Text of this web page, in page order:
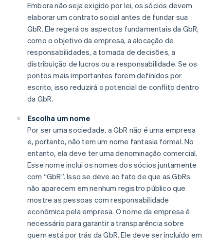
Embora não seja exigido por lei, os sócios devem
elaborar um contrato social antes de fundar sua
GbR. Ele regerá os aspectos fundamentais da GbR,
como o objetivo da empresa, a alocação de
responsabilidades, a tomada de decisões, a
distribuição de lucros ou a responsabilidade. Se os
pontos mais importantes forem definidos por
escrito, isso reduzirá o potencial de conflito dentro
da GbR.
Escolha um nome
Por ser uma sociedade, a GbR não é uma empresa
e, portanto, não tem um nome fantasia formal. No
entanto, ela deve ter uma denominação comercial.
Esse nome inclui os nomes dos sócios juntamente
com “GbR”. Isso se deve ao fato de que as GbRs
não aparecem em nenhum registro público que
mostre as pessoas com responsabilidade
econômica pela empresa. O nome da empresa é
necessário para garantir a transparência sobre
quem está por trás da GbR. Ele deve ser incluído em